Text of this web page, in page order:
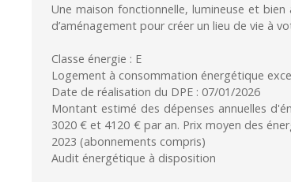
Une maison fonctionnelle, lumineuse et
d’aménagement pour créer un lieu de vie à
Classe énergie : E
Logement à consommation énergétique
Date de réalisation du DPE : 07/01/2026
Montant estimé des dépenses annuelles
3020 € et 4120 € par an. Prix moyen des
2023 (abonnements compris)
Audit énergétique à disposition